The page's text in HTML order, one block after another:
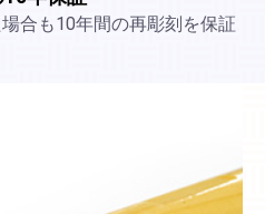
合も10年間の再彫刻を保証